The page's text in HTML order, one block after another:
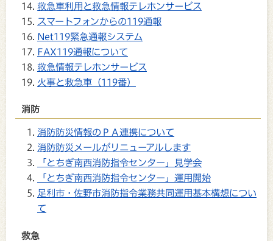
救急車利用と救急情報テレホンサービス
スマートフォンからの119通報
Net119緊急通報システム
FAX119通報について
救急情報テレホンサービス
火事と救急車（119番）
消防
消防防災情報のＰＡ連携について
消防防災メールがリニューアルします
「とちぎ南西消防指令センター」見学会
「とちぎ南西消防指令センター」運用開始
足利市・佐野市消防指令業務共同運用基本構想につい
て
救急